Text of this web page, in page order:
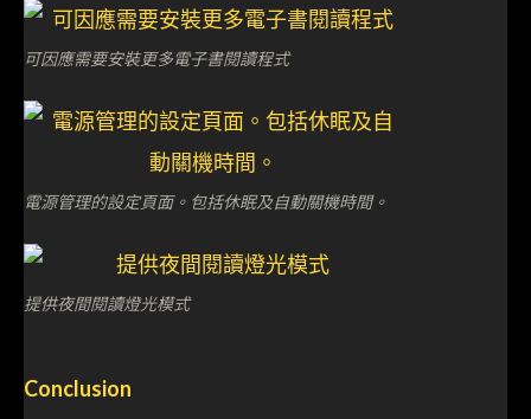
可因應需要安裝更多電子書閱讀程式
電源管理的設定頁面。包括休眠及自動關機時間。
提供夜間閱讀燈光模式
Conclusion